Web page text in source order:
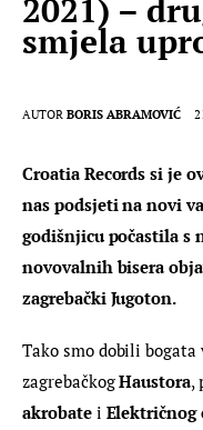
2021) –
smjela
AUTOR BORIS ABRAMOVIĆ
Croatia Records si je
nas podsjeti na novi
godišnjicu počastila
novovalnih bisera
zagrebački Jugoton.
Tako smo dobili
zagrebačkog Haustora,
akrobate i Električnog